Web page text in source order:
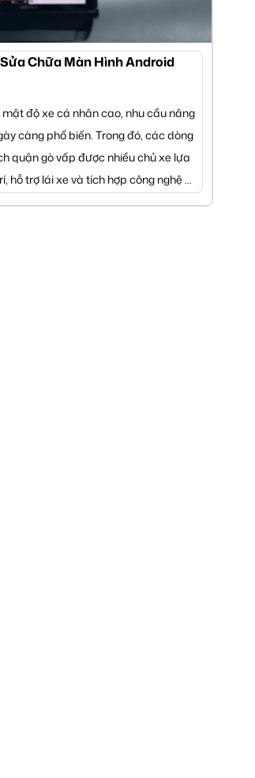
Chữa Màn Hình Android
độ xe cá nhân cao, nhu cầu nâng
càng phổ biến. Trong đó, các dòng
quận gò vấp được nhiều chủ xe lựa
hỗ trợ lái xe và tích hợp công nghệ ...